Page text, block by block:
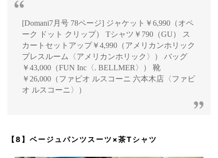
[Domani7月号 78ページ] ジャケット￥6,990（オペ
ーク ドット クリップ） Tシャツ￥790（GU） ス
カートセットアップ￥4,990（アメリカンホリック
プレスルーム〈アメリカンホリック〉） バッグ
￥43,000（FUN Inc〈. BELLMER〉） 靴
￥26,000（ファビオ ルスコーニ 六本木店〈ファビ
オ ルスコーニ〉）
【8】ベージュパンツスーツ×茶Tシャツ